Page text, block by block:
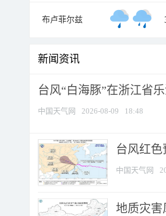
布卢菲尔兹
新闻资讯
台风“白海豚”在浙江省
中国天气网 2026-08-09 18:48
台风红
中国天气网
地质灾害